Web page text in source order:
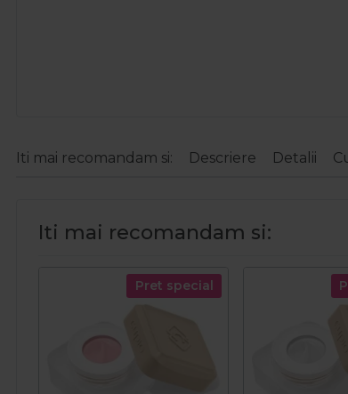
Iti mai recomandam si: Descriere Detalii
Iti mai recomandam si:
Pret special